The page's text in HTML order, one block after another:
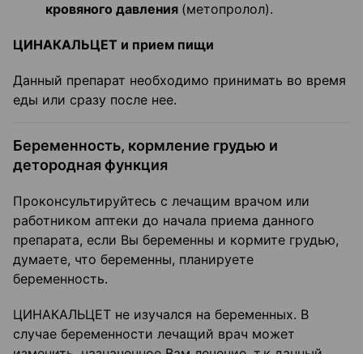
кровяного давления (метопролол).
ЦИНАКАЛЬЦЕТ и прием пищи
Данный препарат необходимо принимать во время
еды или сразу после нее.
Беременность, кормление грудью и
детородная функция
Проконсультируйтесь с лечащим врачом или
работником аптеки до начала приема данного
препарата, если Вы беременны и кормите грудью,
думаете, что беременны, планируете
беременность.
ЦИНАКАЛЬЦЕТ не изучался на беременных. В
случае беременности лечащий врач может